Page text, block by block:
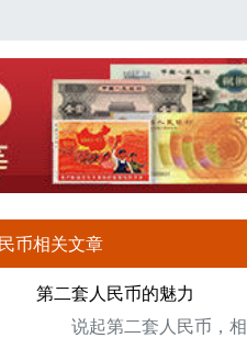
币相关文章
第二套人民币的魅力
说起第二套人民币，相